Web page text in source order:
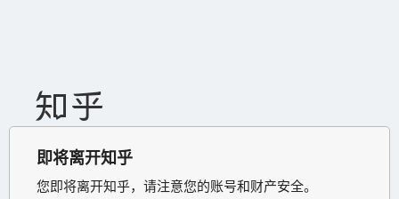
即将离开知乎
您即将离开知乎，请注意您的账号和财产安全。